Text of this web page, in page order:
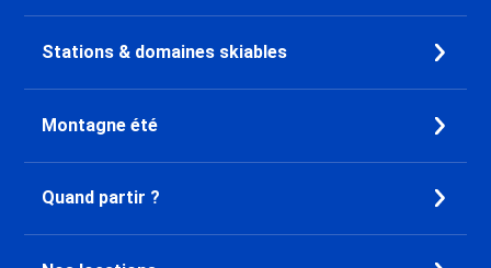
2000
Promo Ski Courchevel 1850
Promo Ski Alpe d'Huez
Promo Ski Vaujany
Stations & domaines skiables
Montagne été
Quand partir ?